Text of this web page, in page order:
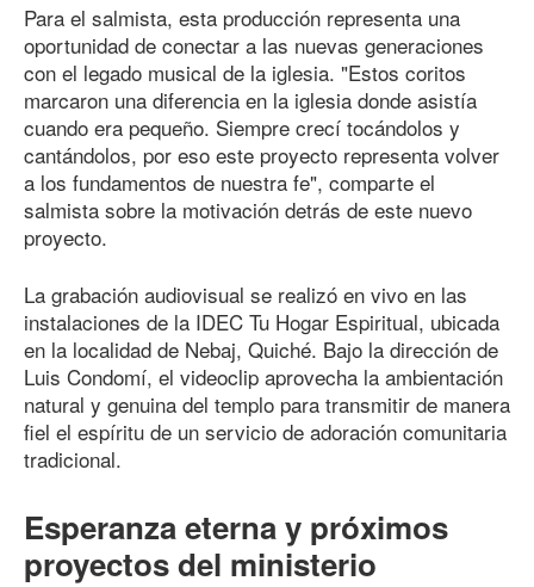
Para el salmista, esta producción representa una
oportunidad de conectar a las nuevas generaciones
con el legado musical de la iglesia. "Estos coritos
marcaron una diferencia en la iglesia donde asistía
cuando era pequeño. Siempre crecí tocándolos y
cantándolos, por eso este proyecto representa volver
a los fundamentos de nuestra fe", comparte el
salmista sobre la motivación detrás de este nuevo
proyecto.
La grabación audiovisual se realizó en vivo en las
instalaciones de la IDEC Tu Hogar Espiritual, ubicada
en la localidad de Nebaj, Quiché. Bajo la dirección de
Luis Condomí, el videoclip aprovecha la ambientación
natural y genuina del templo para transmitir de manera
fiel el espíritu de un servicio de adoración comunitaria
tradicional.
Esperanza eterna y próximos
proyectos del ministerio